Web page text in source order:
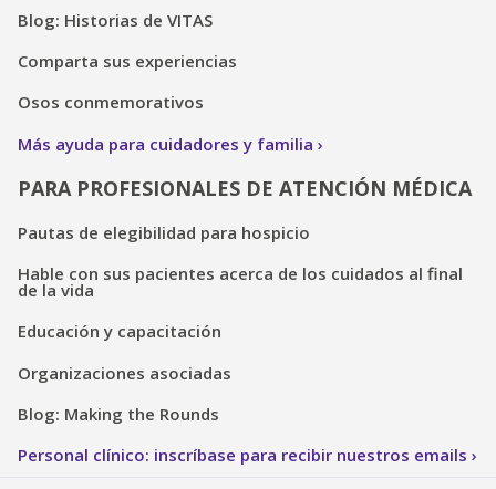
Blog: Historias de VITAS
Comparta sus experiencias
Osos conmemorativos
Más ayuda para cuidadores y familia
PARA PROFESIONALES DE ATENCIÓN MÉDICA
Pautas de elegibilidad para hospicio
Hable con sus pacientes acerca de los cuidados al final
de la vida
Educación y capacitación
Organizaciones asociadas
Blog: Making the Rounds
Personal clínico: inscríbase para recibir nuestros emails